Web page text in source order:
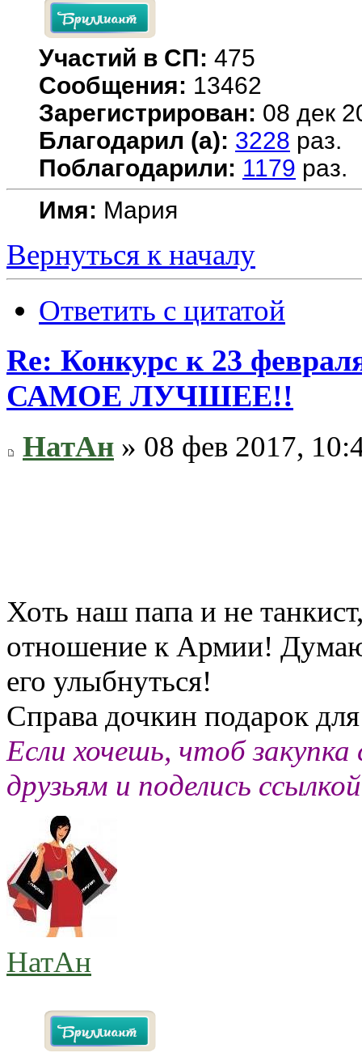
Участий в СП: 475
Сообщения: 13462
Зарегистрирован: 08 дек
Благодарил (а): 3228 раз.
Поблагодарили: 1179 раз.
Имя: Мария
Вернуться к началу
Ответить с цитатой
Re: Конкурс к 23
САМОЕ ЛУЧШЕЕ!!
НатАн » 08 фев 2017,
Хоть наш папа и не
отношение к Армии! Думаю,
его улыбнуться!
Справа дочкин подарок
Если хочешь, чтоб
друзьям и поделись
НатАн